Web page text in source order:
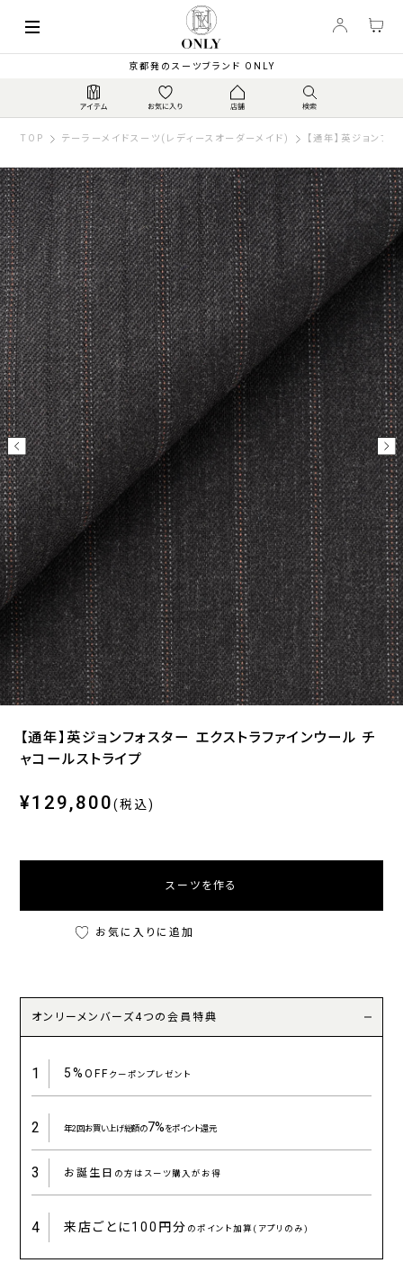
京都発のスーツブランド ONLY
TOP テーラーメイドスーツ(レディースオーダーメイド) 【通年】英ジョンフ
【通年】英ジョンフォスター エクストラファインウール チ
ャコールストライプ
¥129,800(税込)
スーツを作る
お気に入りに追加
オンリーメンバーズ4つの会員特典
1 5%OFFクーポンプレゼント
2 年2回お買い上げ総額の7%をポイント還元
3 お誕生日 の方はスーツ購入がお得
4 来店ごとに100円分 のポイント加算(アプリのみ)